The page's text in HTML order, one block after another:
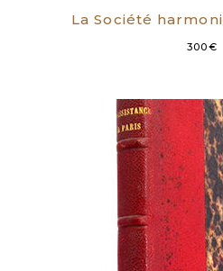
300€